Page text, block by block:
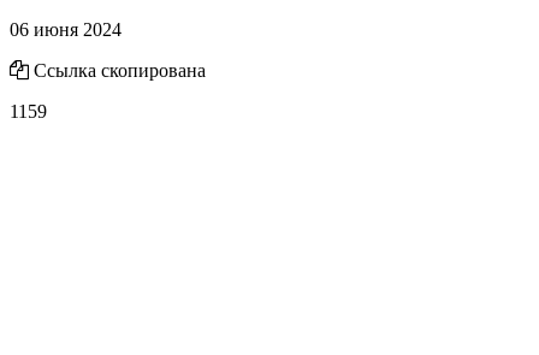
06 июня 2024
Ссылка скопирована
1159